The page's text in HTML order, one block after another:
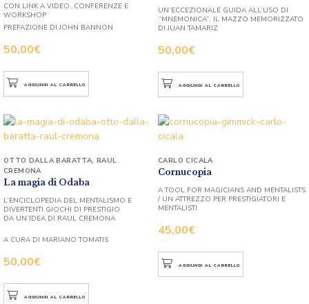
50,00€
CON LINK A VIDEO, CONFERENZE E
WORKSHOP
PREFAZIONE DI JOHN BANNON
AGGIUNGI AL CARRELLO
50,00€
UN’ECCEZIONALE GUIDA ALL’USO DI
“MNEMONICA”, IL MAZZO MEMORIZZATO
DI JUAN TAMARIZ
AGGIUNGI AL CARRELLO
La magia di Odaba
50,00€
OTTO DALLA BARATTA,RAUL
CREMONA
L’ENCICLOPEDIA DEL MENTALISMO E
DIVERTENTI GIOCHI DI PRESTIGIO
DA UN’IDEA DI RAUL CREMONA
A CURA DI MARIANO TOMATIS
AGGIUNGI AL CARRELLO
Cornucopia
45,00€
CARLO CICALA
A TOOL FOR MAGICIANS AND MENTALISTS
/ UN ATTREZZO PER PRESTIGIATORI E
MENTALISTI
AGGIUNGI AL CARRELLO